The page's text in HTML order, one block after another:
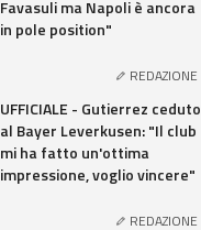
Favasuli ma Napoli è ancora
in pole position"
REDAZIONE
UFFICIALE - Gutierrez ceduto
al Bayer Leverkusen: "Il club
mi ha fatto un'ottima
impressione, voglio vincere"
REDAZIONE